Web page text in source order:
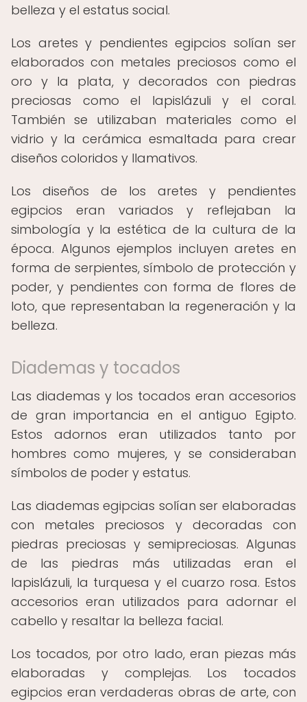
belleza y el estatus social.
Los aretes y pendientes egipcios solían ser
elaborados con metales preciosos como el
oro y la plata, y decorados con piedras
preciosas como el lapislázuli y el coral.
También se utilizaban materiales como el
vidrio y la cerámica esmaltada para crear
diseños coloridos y llamativos.
Los diseños de los aretes y pendientes
egipcios eran variados y reflejaban la
simbología y la estética de la cultura de la
época. Algunos ejemplos incluyen aretes en
forma de serpientes, símbolo de protección y
poder, y pendientes con forma de flores de
loto, que representaban la regeneración y la
belleza.
Diademas y tocados
Las diademas y los tocados eran accesorios
de gran importancia en el antiguo Egipto.
Estos adornos eran utilizados tanto por
hombres como mujeres, y se consideraban
símbolos de poder y estatus.
Las diademas egipcias solían ser elaboradas
con metales preciosos y decoradas con
piedras preciosas y semipreciosas. Algunas
de las piedras más utilizadas eran el
lapislázuli, la turquesa y el cuarzo rosa. Estos
accesorios eran utilizados para adornar el
cabello y resaltar la belleza facial.
Los tocados, por otro lado, eran piezas más
elaboradas y complejas. Los tocados
egipcios eran verdaderas obras de arte, con